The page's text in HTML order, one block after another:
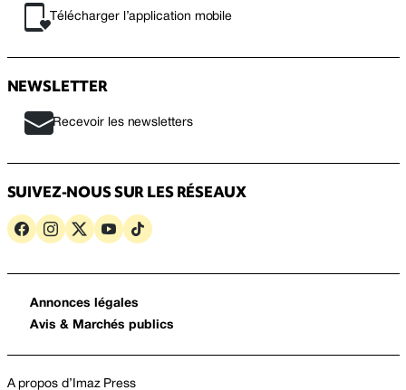
Télécharger l’application mobile
NEWSLETTER
Recevoir les newsletters
SUIVEZ-NOUS SUR LES RÉSEAUX
Annonces légales
Avis & Marchés publics
A propos d’Imaz Press